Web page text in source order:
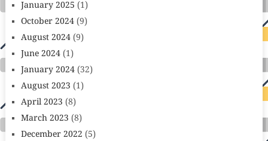
January 2025 (1)
October 2024(9)
August 2024(9)
June 2024(1)
January 2024(32)
August 2023 (1)
April 2023 (8)
March 2023 (8)
December 2022 (5)